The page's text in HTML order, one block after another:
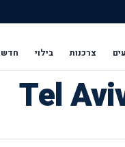
צרכנות בילוי